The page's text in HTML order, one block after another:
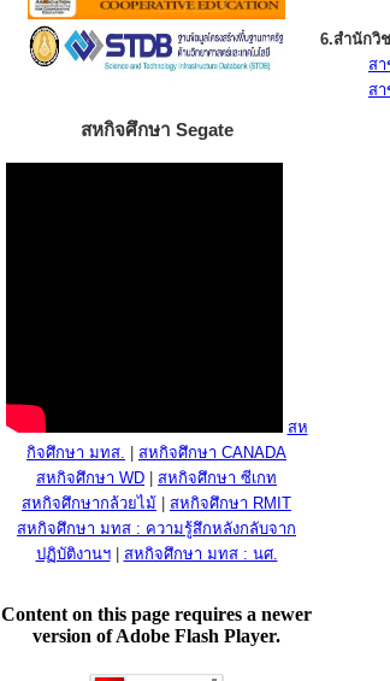
สหกิจศึกษา Segate
สห
กิจศึกษา มทส.
สหกิจศึกษา CANADA
สหกิจศึกษา WD
สหกิจศึกษา ซีเกท
สหกิจศึกษากล้วยไม้
สหกิจศึกษา RMIT
สหกิจศึกษา มทส : ความรู้สึกหลังกลับจาก
ปฏิบัติงานฯ| สหกิจศึกษา มทส : นศ.
Content on this page requires a newer
version of Adobe Flash Player.
6.สำนักวิ
สา
สา